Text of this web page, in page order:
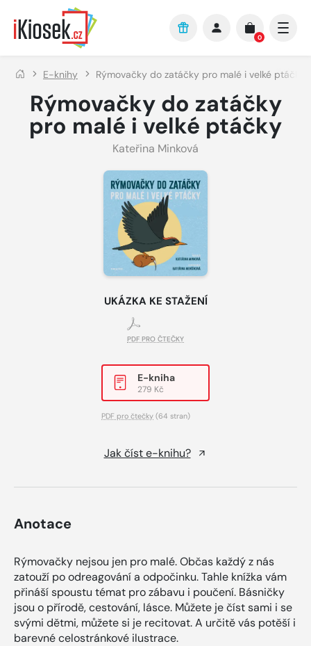
Přejít na hlavní obsah
0
E-knihy Rýmovačky do zatáčky pro malé i velké ptáčky
Rýmovačky do zatáčky
pro malé i velké ptáčky
Kateřina Minková
UKÁZKA KE STAŽENÍ
PDF PRO ČTEČKY
E-kniha
279 Kč
PDF pro čtečky (64 stran)
Jak číst e-knihu?
Anotace
Rýmovačky nejsou jen pro malé. Občas každý z nás
zatouží po odreagování a odpočinku. Tahle knížka vám
přináší spoustu témat pro zábavu i poučení. Básničky
jsou o přírodě, cestování, lásce. Můžete je číst sami i se
svými dětmi, můžete si je recitovat. A určitě vás potěší i
barevné celostránkové ilustrace.